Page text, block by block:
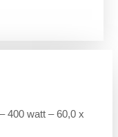
400 watt – 60,0 x